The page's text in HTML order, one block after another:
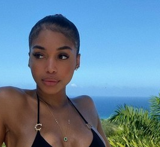
Сериала «Счастливы
Когда Выйдет, Кто Из Актёров
Как Сложилась Судьба
О Разработке Lumiere,
Текста В Видео